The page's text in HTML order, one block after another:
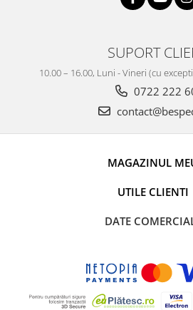
SUPORT
10.00 – 16.00, Luni - Vineri (cu
0722 222
MAGAZINUL
UTILE CLIENTI
DATE